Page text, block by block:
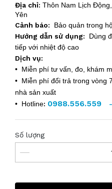
Địa chỉ: Thôn Nam Lịch
Yên
Cảnh báo: Bảo quản trong
Hướng dẫn sử dụng: Dùng
tiếp với nhiệt độ cao
Dịch vụ:
• Miễn phí tư vấn, đo, khám
• Miễn phí đổi trả trong vòng
nhà sản xuất
• Hotline: 0988.556.559
Số lượng